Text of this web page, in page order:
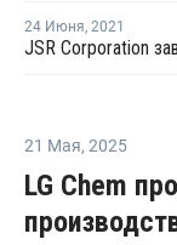
24 Июня, 2021
21 Мая, 2025
LG Chem